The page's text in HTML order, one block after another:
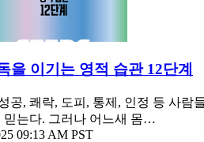
을 이기는 영적 습관 12단계
공, 쾌락, 도피, 통제, 인정 등 사람
믿는다. 그러나 어느새 몸…
09:13 AM PST